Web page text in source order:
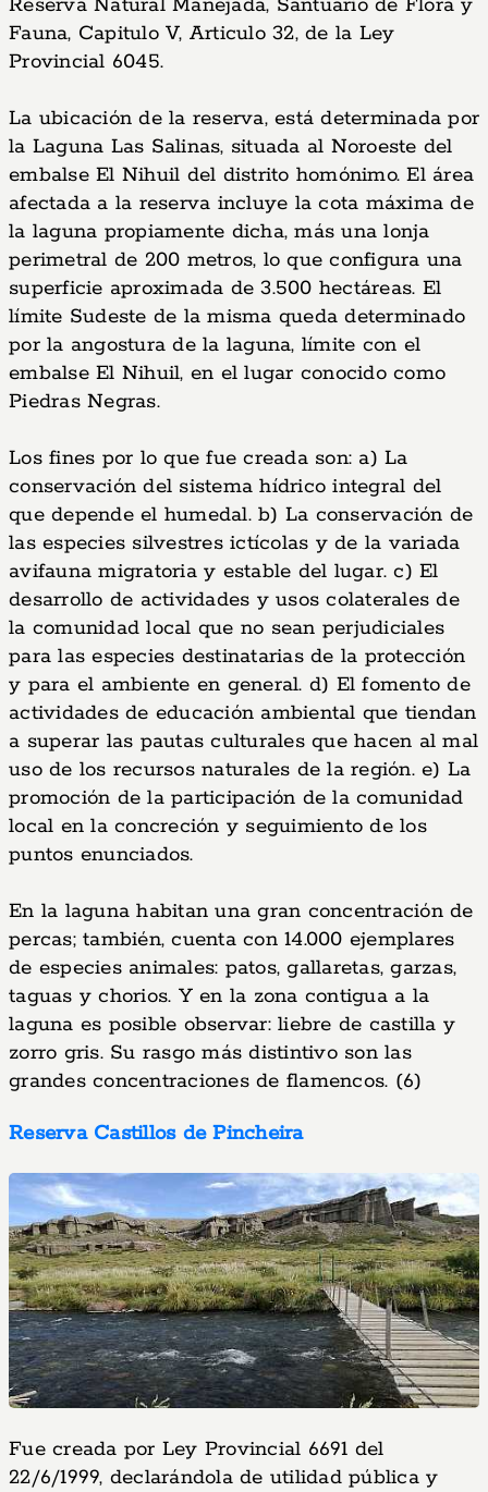
Reserva Natural Manejada, Santuario de Flora y
Fauna, Capitulo V, Articulo 32, de la Ley
Provincial 6045.
La ubicación de la reserva, está determinada por
la Laguna Las Salinas, situada al Noroeste del
embalse El Nihuil del distrito homónimo. El área
afectada a la reserva incluye la cota máxima de
la laguna propiamente dicha, más una lonja
perimetral de 200 metros, lo que configura una
superficie aproximada de 3.500 hectáreas. El
límite Sudeste de la misma queda determinado
por la angostura de la laguna, límite con el
embalse El Nihuil, en el lugar conocido como
Piedras Negras.
Los fines por lo que fue creada son: a) La
conservación del sistema hídrico integral del
que depende el humedal. b) La conservación de
las especies silvestres ictícolas y de la variada
avifauna migratoria y estable del lugar. c) El
desarrollo de actividades y usos colaterales de
la comunidad local que no sean perjudiciales
para las especies destinatarias de la protección
y para el ambiente en general. d) El fomento de
actividades de educación ambiental que tiendan
a superar las pautas culturales que hacen al mal
uso de los recursos naturales de la región. e) La
promoción de la participación de la comunidad
local en la concreción y seguimiento de los
puntos enunciados.
En la laguna habitan una gran concentración de
percas; también, cuenta con 14.000 ejemplares
de especies animales: patos, gallaretas, garzas,
taguas y chorios. Y en la zona contigua a la
laguna es posible observar: liebre de castilla y
zorro gris. Su rasgo más distintivo son las
grandes concentraciones de flamencos. (6)
Reserva Castillos de Pincheira
Fue creada por Ley Provincial 6691 del
22/6/1999, declarándola de utilidad pública y